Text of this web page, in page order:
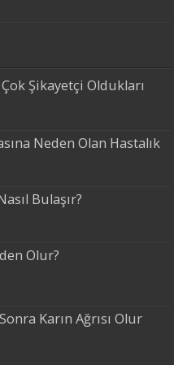
Şikayetçi Oldukları
Neden Olan Hastalık
Bulaşır?
Olur?
Karın Ağrısı Olur